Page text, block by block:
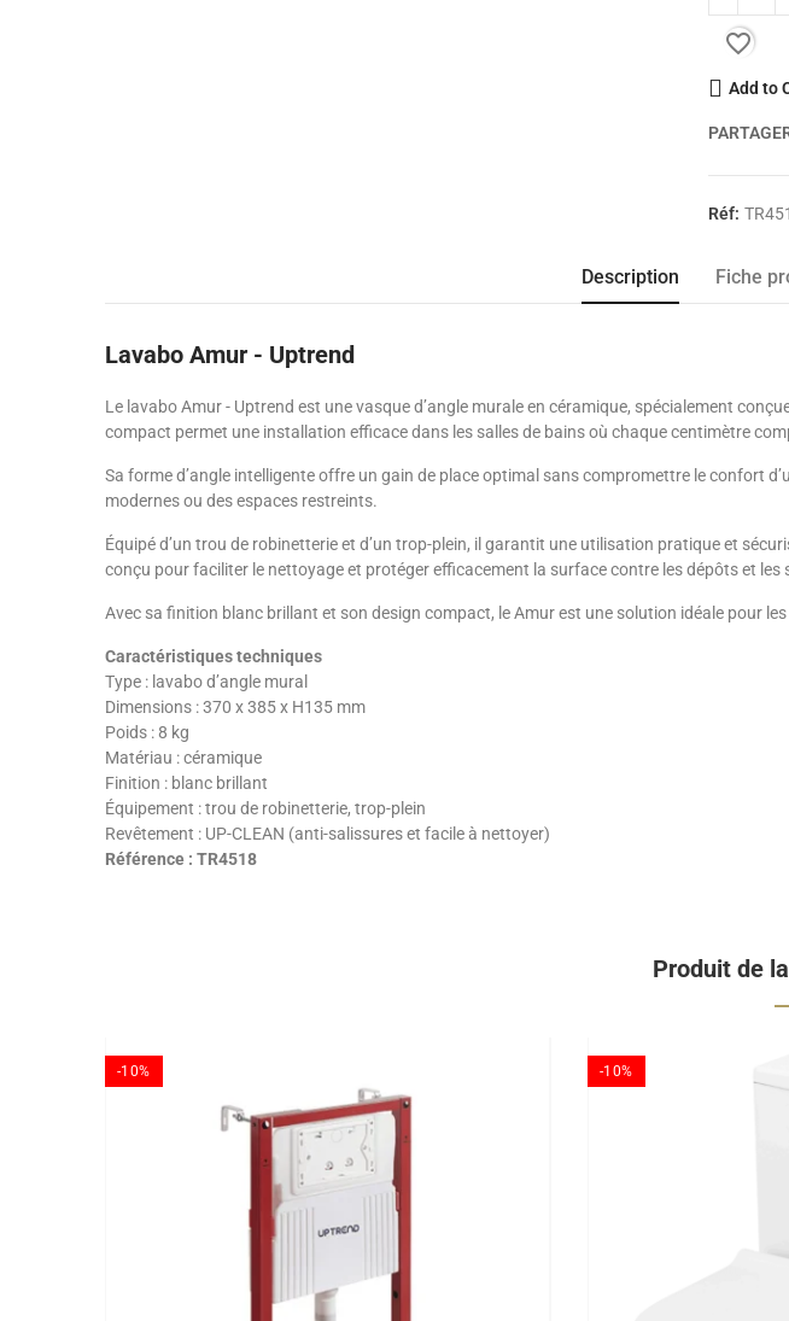
favorite_border
Add to
Réf:
Description Fiche
Lavabo Amur - Uptrend
Le lavabo Amur - Uptrend est une vasque d’angle murale en céramique, spécialement
compact permet une installation efficace dans les salles de bains où chaque centimètre
Sa forme d’angle intelligente offre un gain de place optimal sans compromettre le confort
modernes ou des espaces restreints.
Équipé d’un trou de robinetterie et d’un trop-plein, il garantit une utilisation pratique et
conçu pour faciliter le nettoyage et protéger efficacement la surface contre les dépôts et les
Avec sa finition blanc brillant et son design compact, le Amur est une solution idéale pour
Caractéristiques techniques
Type : lavabo d’angle mural
Dimensions : 370 x 385 x H135 mm
Poids : 8 kg
Matériau : céramique
Finition : blanc brillant
Équipement : trou de robinetterie, trop-plein
Revêtement : UP-CLEAN (anti-salissures et facile à nettoyer)
Référence : TR4518
Produit de
-10% -10%